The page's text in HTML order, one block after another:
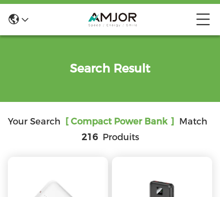
Search Result
Your Search [ Compact Power Bank ]
Match
216Produits